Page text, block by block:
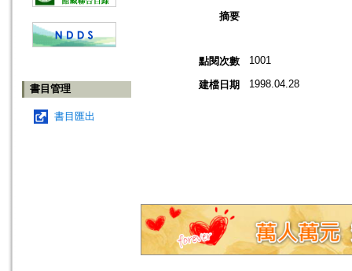
書目管理
書目匯出
摘要
點閱次數 1001
建檔日期 1998.04.28